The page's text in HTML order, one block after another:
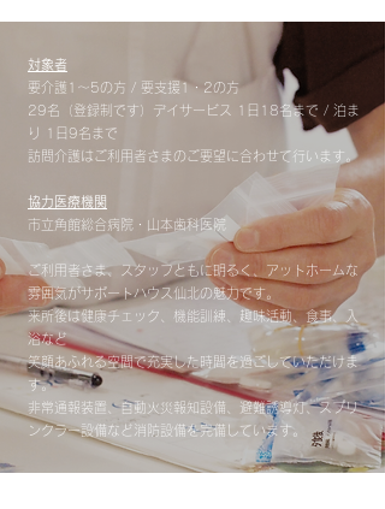
対象者
要介護1～5の方 / 要支援1・2の方
29名（登録制です）デイサービス 1日18名まで / 泊ま
り 1日9名まで
訪問介護はご利用者さまのご要望に合わせて行います。
協力医療機関
市立角館総合病院・山本歯科医院
ご利用者さま、スタッフともに明るく、アットホームな
雰囲気がサポートハウス仙北の魅力です。
来所後は健康チェック、機能訓練、趣味活動、食事、入
浴など
笑顔あふれる空間で充実した時間を過ごしていただけま
す。
​​非常通報装置、自動火災報知設備、避難誘導灯、スプリ
ンクラー設備など消防設備を完備しています。